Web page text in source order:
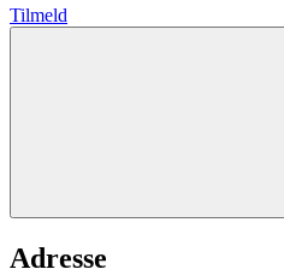
Tilmeld
Adresse